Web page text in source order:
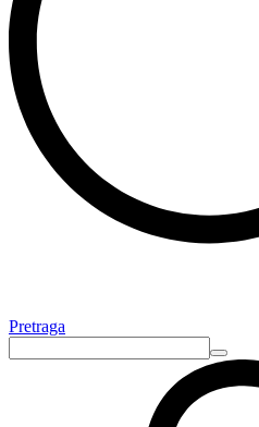
Pretraga